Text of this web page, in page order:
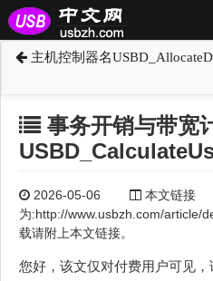
主机控制器名
事务开销与带宽
2026-05-06
本文链接
为:http://www.usbzh.com/article/
载请附上本文链接。
您好，该文仅对付费用户可见，